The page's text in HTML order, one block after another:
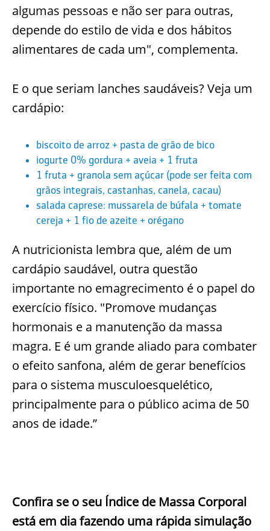
algumas pessoas e não ser para outras,
depende do estilo de vida e dos hábitos
alimentares de cada um", complementa.
E o que seriam lanches saudáveis? Veja um
cardápio:
biscoito de arroz + pasta de grão de bico
iogurte 0% gordura + aveia + 1 fruta
1 fruta + granola sem açúcar (pode ser feita com
grãos integrais, castanhas, canela, cacau)
salada caprese: mussarela de búfala + tomate
cereja + 1 fio de azeite + orégano
A nutricionista lembra que, além de um
cardápio saudável, outra questão
importante no emagrecimento é o papel do
exercício físico. "Promove mudanças
hormonais e a manutenção da massa
magra. E é um grande aliado para combater
o efeito sanfona, além de gerar benefícios
para o sistema musculoesquelético,
principalmente para o público acima de 50
anos de idade.”
Confira se o seu Índice de Massa Corporal
está em dia fazendo uma rápida simulação